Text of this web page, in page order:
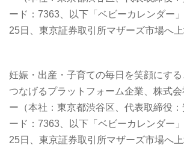
ード：7363、以下「ベビーカレンダー
25日、東京証券取引所マザーズ市場へ上
妊娠・出産・子育ての毎日を笑顔にす
つなげるプラットフォーム企業、株式
ー（本社：東京都渋谷区、代表取締役
ード：7363、以下「ベビーカレンダー
25日、東京証券取引所マザーズ市場へ上